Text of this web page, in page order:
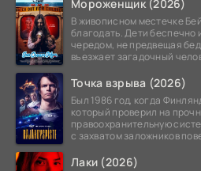
Мороженщик (2026)
В живописном местечке
благодать. Дети беспечно
чередом, не предвещая
въезжает загадочный
Точка взрыва (2026)
Был 1986 год, когда
который проверил на
правоохранительную
с захватом заложников
Лаки (2026)